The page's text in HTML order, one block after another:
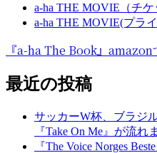
a-ha THE MOVIE（チ
a-ha THE MOVIE(プラ
『a-ha The Book』amazon
最近の投稿
サッカーW杯、ブラジ
『Take On Me』が流れ
『The Voice Norges